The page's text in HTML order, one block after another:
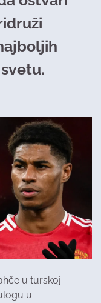
u turskoj
u